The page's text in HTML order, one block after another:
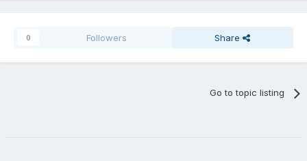
Share
Followers
0
Go to topic listing